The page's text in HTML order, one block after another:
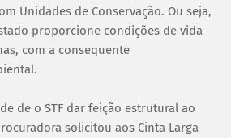
Unidades de Conservação. Ou seja,
proporcione condições de vida
com a consequente
de o STF dar feição estrutural ao
solicitou aos Cinta Larga